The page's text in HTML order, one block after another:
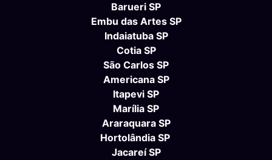
Barueri SP
Embu das Artes SP
Indaiatuba SP
Cotia SP
São Carlos SP
Americana SP
Itapevi SP
Marília SP
Araraquara SP
Hortolândia SP
Jacareí SP